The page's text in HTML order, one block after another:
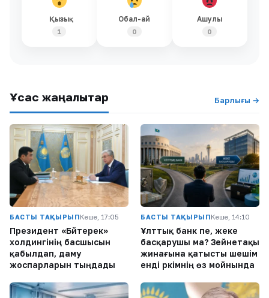
Қызық
1
Обал-ай
0
Ашулы
0
Ұқсас жаңалықтар Барлығы →
БАСТЫ ТАҚЫРЫПКеше, 17:05
Президент «Бәйтерек»
холдингінің басшысын
қабылдап, даму
жоспарларын тыңдады
БАСТЫ ТАҚЫРЫПКеше, 14:10
Ұлттық банк пе, жеке
басқарушы ма? Зейнетақы
жинағына қатысты шешім
енді әркімнің өз мойнында